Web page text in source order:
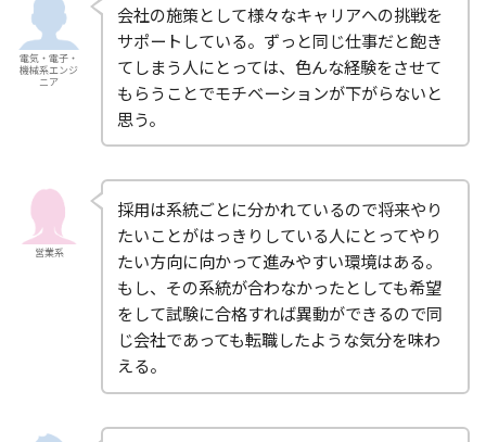
電気・電子・
機械系エンジ
ニア
会社の施策として様々なキャリアへの挑戦を
サポートしている。ずっと同じ仕事だと飽き
てしまう人にとっては、色んな経験をさせて
もらうことでモチベーションが下がらないと
思う。
営業系
採用は系統ごとに分かれているので将来やり
たいことがはっきりしている人にとってやり
たい方向に向かって進みやすい環境はある。
もし、その系統が合わなかったとしても希望
をして試験に合格すれば異動ができるので同
じ会社であっても転職したような気分を味わ
える。